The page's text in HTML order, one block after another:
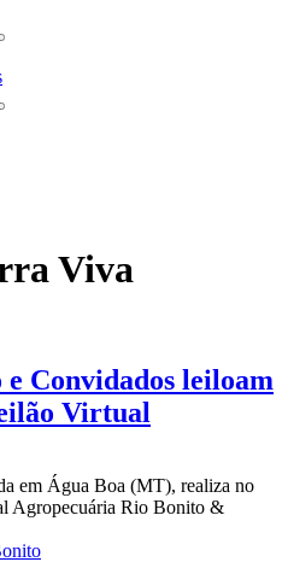
Viva
Convidados leiloam
Virtual
em Água Boa (MT), realiza no
Agropecuária Rio Bonito &